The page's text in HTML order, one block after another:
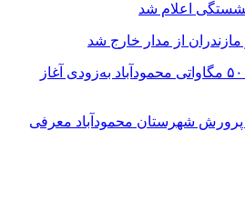
اعلام شد
فاز نخست نیروگاه ۵۰۰ مگاواتی محمودآباد به‌زودی آغاز
شهرستان محمودآباد معرفی